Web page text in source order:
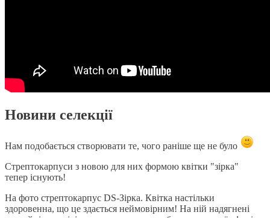
Новини селекції
Нам подобається створювати те, чого раніше ще не було
Стрептокарпуси з новою для них формою квітки "зірка"
тепер існують!
На фото стрептокарпус DS-Зірка. Квітка настільки
здоровенна, що це здається неймовірним! На ній надягнені